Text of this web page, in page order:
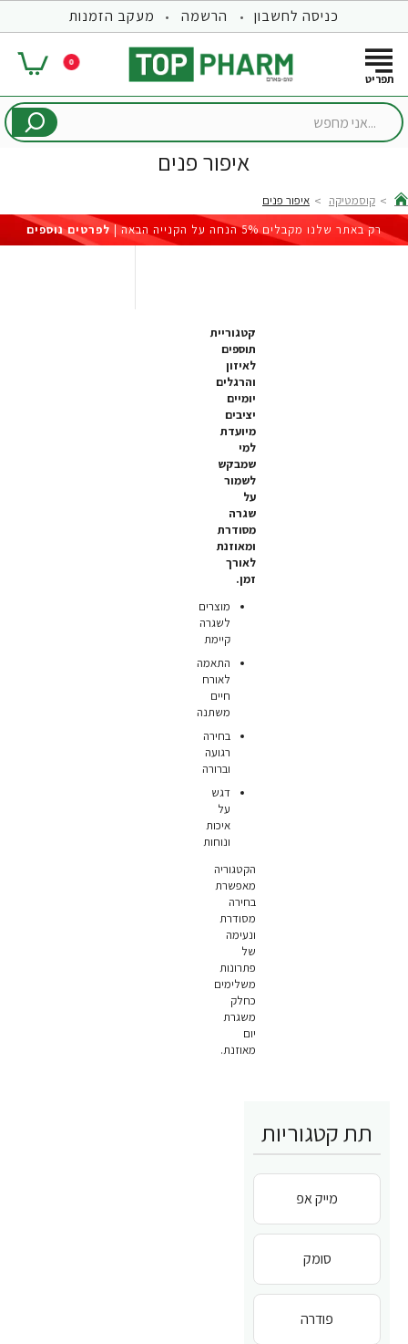
כניסה לחשבון הרשמה מעקב הזמנות
0
...אני
איפור פנים
home
קוסמטיקה
איפור פנים
רק באתר שלנו מקבלים 5% הנחה על הקנייה הבאה |
לפרטים נוספים
קטגוריית
תוספים
לאיזון
והרגלים
יומיים
יציבים
מיועדת
למי
שמבקש
לשמור
על
שגרה
מסודרת
ומאוזנת
לאורך
זמן.
מוצרים
לשגרה
קיימת
התאמה
לאורח
חיים
משתנה
בחירה
רגועה
וברורה
דגש
על
איכות
ונוחות
הקטגוריה
מאפשרת
בחירה
מסודרת
ונעימה
של
פתרונות
משלימים
כחלק
משגרת
יום
מאוזנת.
תת קטגוריות
מייק אפ
סומק
פודרה